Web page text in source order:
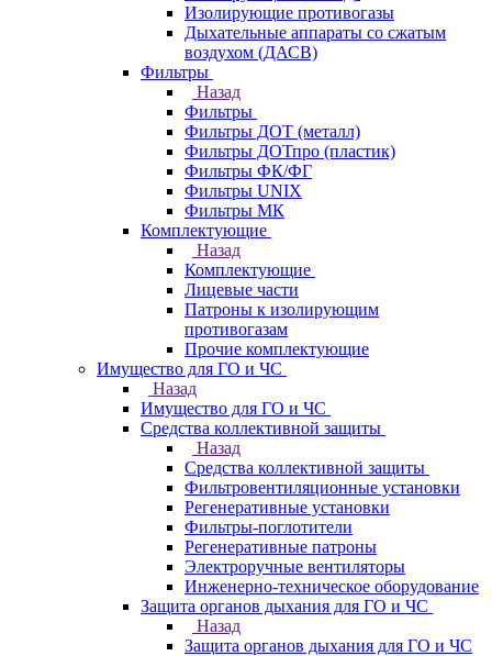
Изолирующие противогазы
Дыхательные аппараты со сжатым
воздухом (ДАСВ)
Фильтры
Назад
Фильтры
Фильтры ДОТ (металл)
Фильтры ДОТпро (пластик)
Фильтры ФК/ФГ
Фильтры UNIX
Фильтры МК
Комплектующие
Назад
Комплектующие
Лицевые части
Патроны к изолирующим
противогазам
Прочие комплектующие
Имущество для ГО и ЧС
Назад
Имущество для ГО и ЧС
Средства коллективной защиты
Назад
Средства коллективной защиты
Фильтровентиляционные установки
Регенеративные установки
Фильтры-поглотители
Регенеративные патроны
Электроручные вентиляторы
Инженерно-техническое оборудование
Защита органов дыхания для ГО и ЧС
Назад
Защита органов дыхания для ГО и ЧС